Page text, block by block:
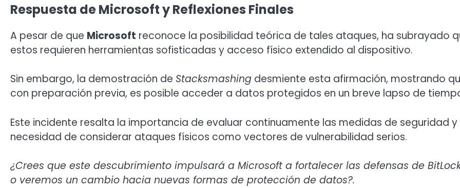
Respuesta de Microsoft y Reflexiones Finales
A pesar de que Microsoft reconoce la posibilidad teórica de tales ataques, ha subrayado
estos requieren herramientas sofisticadas y acceso físico extendido al dispositivo.
Sin embargo, la demostración de Stacksmashing desmiente esta afirmación, mostrando
con preparación previa, es posible acceder a datos protegidos en un breve lapso de
Este incidente resalta la importancia de evaluar continuamente las medidas de seguridad y
necesidad de considerar ataques físicos como vectores de vulnerabilidad serios.
¿Crees que este descubrimiento impulsará a Microsoft a fortalecer las defensas de
o veremos un cambio hacia nuevas formas de protección de datos?.